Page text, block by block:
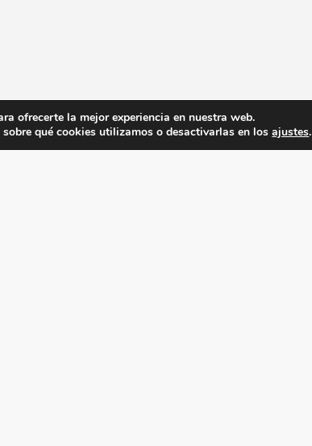
ofrecerte la mejor experiencia en nuestra web.
sobre qué cookies utilizamos o desactivarlas en losajustes.